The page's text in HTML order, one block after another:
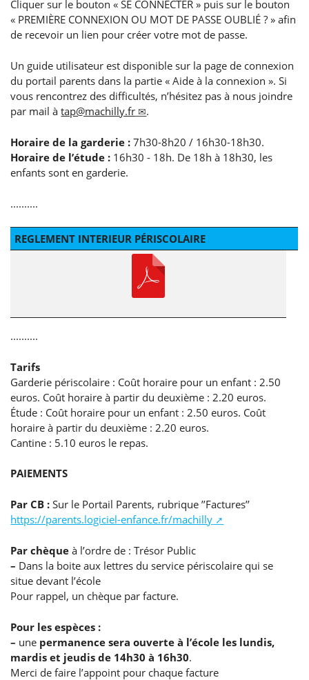
Cliquer sur le bouton « SE CONNECTER » puis sur le bouton
« PREMIÈRE CONNEXION OU MOT DE PASSE OUBLIÉ ? » afin
de recevoir un lien pour créer votre mot de passe.
Un guide utilisateur est disponible sur la page de connexion
du portail parents dans la partie « Aide à la connexion ». Si
vous rencontrez des difficultés, n’hésitez pas à nous joindre
par mail àtap@machilly.fr .
Horaire de la garderie : 7h30-8h20 / 16h30-18h30.
Horaire de l’étude : 16h30 - 18h. De 18h à 18h30, les
enfants sont en garderie.
..........
REGLEMENT INTERIEUR PÉRISCOLAIRE
..........
Tarifs
Garderie périscolaire : Coût horaire pour un enfant : 2.50
euros. Coût horaire à partir du deuxième : 2.20 euros.
Étude : Coût horaire pour un enfant : 2.50 euros. Coût
horaire à partir du deuxième : 2.20 euros.
Cantine : 5.10 euros le repas.
PAIEMENTS
Par CB :Sur le Portail Parents, rubrique ’’Factures’’
https://parents.logiciel-enfance.fr/machilly
Par chèqueà l’ordre de : Trésor Public
– Dans la boite aux lettres du service périscolaire qui se
situe devant l’école
Pour rappel, un chèque par facture.
Pour les espèces :
– une permanence sera ouverte à l’école les lundis,
mardis et jeudis de 14h30 à 16h30.
Merci de faire l’appoint pour chaque facture